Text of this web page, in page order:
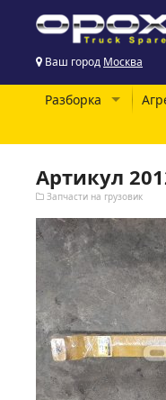
Ваш город Москва
Разборка
Артикул
Запчасти на грузовик